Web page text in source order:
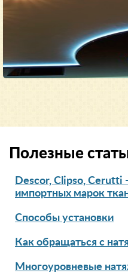
Полезные
Descor, Clipso,
импортных марок
Способы установки
Как обращаться с
Многоуровневые